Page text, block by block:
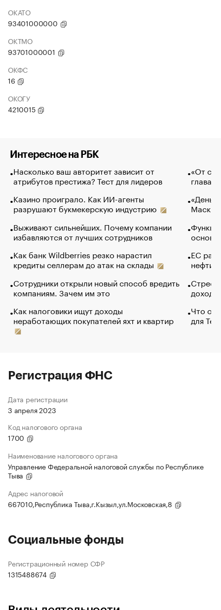
ОКАТО
93401000000
ОКТМО
93701000001
ОКФС
16
ОКОГУ
4210015
Интересное на РБК
Насколько ваш авторитет зависит от
атрибутов престижа? Тест для лидеров
Казино проиграло. Как ИИ-агенты
разрушают букмекерскую индустрию
Выживают сильнейших. Почему компании
избавляются от лучших сотрудников
Как банк Wildberries резко нарастил
кредиты селлерам до атак на склады
Сотрудники открыли новый способ вредить
компаниям. Зачем им это
Как налоговики ищут доходы
неработающих покупателей яхт и квартир
«От
глава
Маск в
основ
ЕС
нефти
Что
для
Регистрация ФНС
Дата регистрации
3 апреля 2023
Код налогового органа
1700
Наименование налогового органа
Управление Федеральной налоговой службы по Республике
Тыва
Адрес налоговой
667010,Республика Тыва,г.Кызыл,ул.Московская,8
Социальные фонды
Регистрационный номер СФР
1315488674